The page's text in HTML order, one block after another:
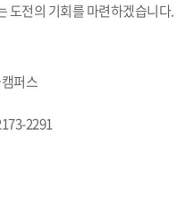
도전의 기회를 마련하겠습니다.
퍼스
2291